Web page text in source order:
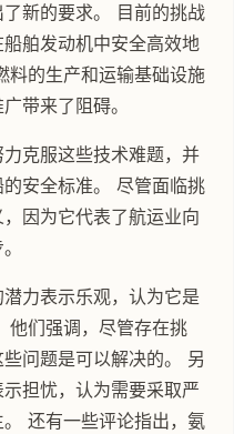
新的要求。 目前的挑战
舶发动机中安全高效地
料的生产和运输基础设施
带来了阻碍。
克服这些技术难题，并
安全标准。 尽管面临挑
因为它代表了航运业向
力表示乐观，认为它是
他们强调，尽管存在挑
问题是可以解决的。 另
担忧，认为需要采取严
还有一些评论指出，氨